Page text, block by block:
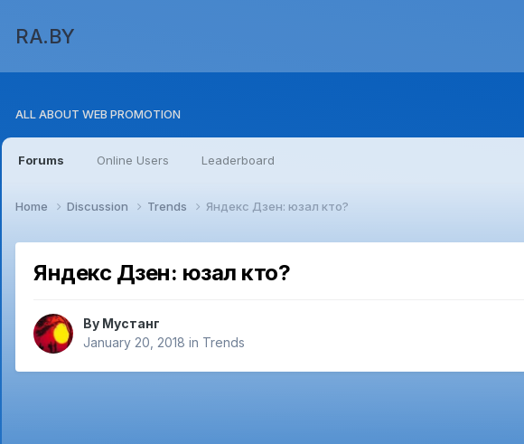
RA.BY
ALL ABOUT WEB PROMOTION
Forums Online Users Leaderboard
Home Discussion Trends Яндекс Дзен: юзал кто?
Яндекс Дзен: юзал кто?
By Мустанг
January 20, 2018 in Trends